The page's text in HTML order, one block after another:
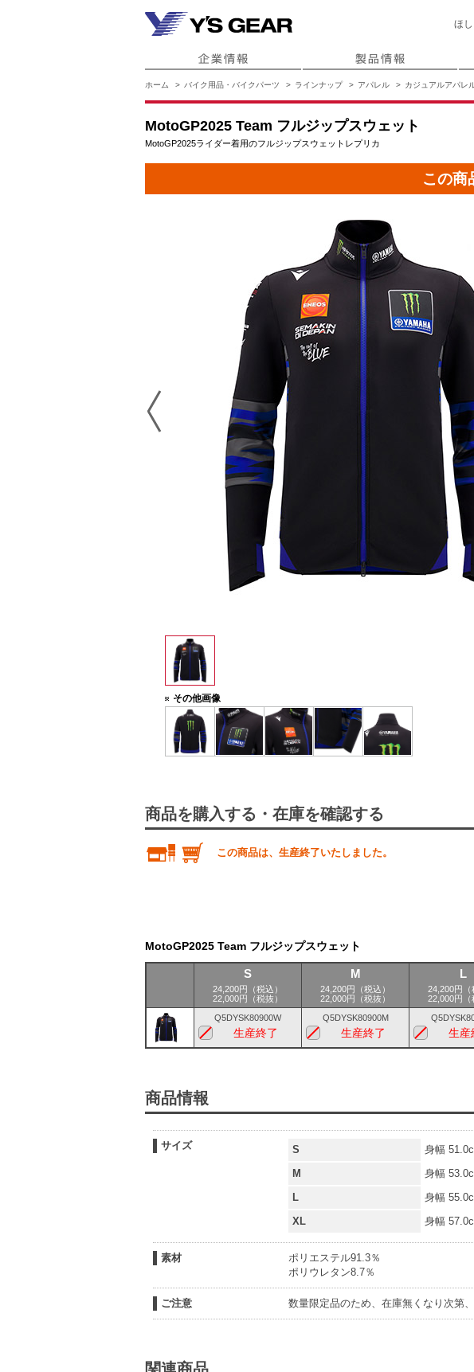
ほ
ホーム バイク用品・バイクパーツ ラインナップ アパレル カジュアルアパレ
MotoGP2025 Team フルジップスウェット
MotoGP2025ライダー着用のフルジップスウェットレプリカ
この商
その他画像
商品を購入する・在庫を確認する
この商品は、生産終了いたしました。
MotoGP2025 Team フルジップスウェット
S
24,200円（税込）
22,000円（税抜）
M
24,200円（税込）
22,000円（税抜）
L
24,200円（
22,000円（
Q5DYSK80900W
生産終了
Q5DYSK80900M
生産終了 生産
商品情報
サイズ S
身幅
M
身幅
L
身幅
XL
身幅
素材
ポリエステル91.3％
ポリウレタン8.7％
ご注意 数量限定品のため、在庫無くなり次第